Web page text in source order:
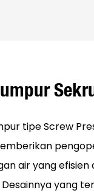
tipe Screw
air yang
yang